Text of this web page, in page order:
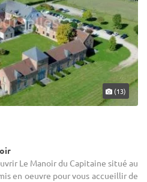
(13)
Le Manoir du Capitaine situé au
en oeuvre pour vous accueillir de